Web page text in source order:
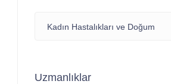
Kadın Hastalıkları ve Doğum
Uzmanlıklar